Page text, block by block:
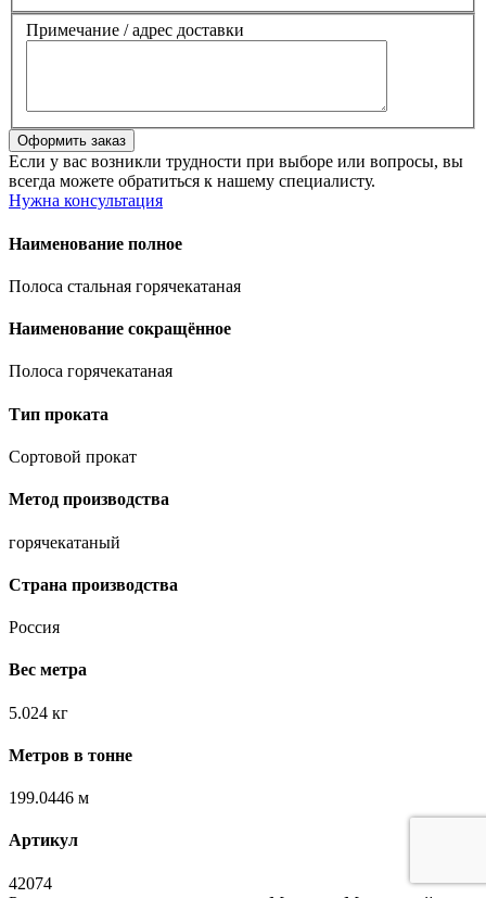
Примечание / адрес доставки
Если у вас возникли трудности при выборе или вопросы, вы
всегда можете обратиться к нашему специалисту.
Нужна консультация
Наименование полное
Полоса стальная горячекатаная
Наименование сокращённое
Полоса горячекатаная
Тип проката
Сортовой прокат
Метод производства
горячекатаный
Страна производства
Россия
Вес метра
5.024 кг
Метров в тонне
199.0446 м
Артикул
42074